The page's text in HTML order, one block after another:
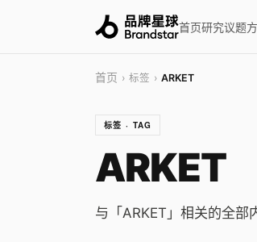
首页研究议题
首页 › 标签 › ARKET
标签 · TAG
ARKET
与「ARKET」相关的全部